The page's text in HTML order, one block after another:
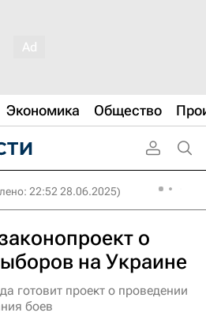
Экономика Общество
22:52 28.06.2025)
о
на Украине
готовит проект о проведении
боев